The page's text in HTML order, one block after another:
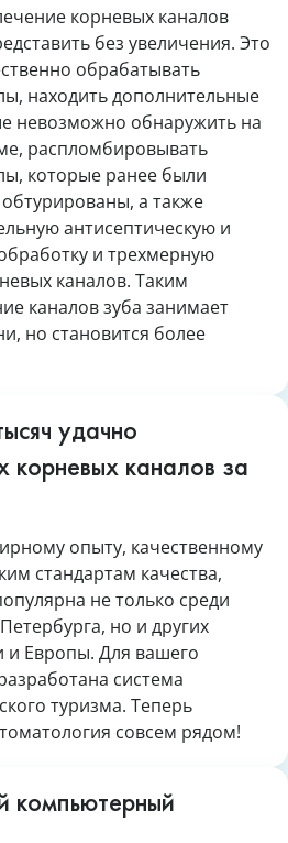
корневых каналов
без увеличения. Это
обрабатывать
находить дополнительные
невозможно обнаружить на
распломбировывать
которые ранее были
а также
антисептическую и
и трехмерную
каналов. Таким
каналов зуба занимает
но становится более
удачно
корневых каналов за
опыту, качественному
стандартам качества,
не только среди
но и других
и Европы. Для вашего
система
туризма. Теперь
совсем рядом!
компьютерный